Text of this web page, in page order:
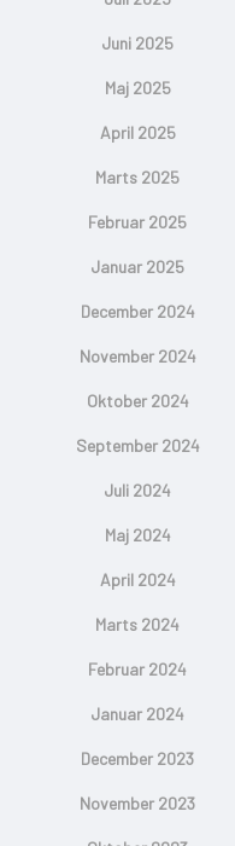
Juni 2025
Maj 2025
April 2025
Marts 2025
Februar 2025
Januar 2025
December 2024
November 2024
Oktober 2024
September 2024
Juli 2024
Maj 2024
April 2024
Marts 2024
Februar 2024
Januar 2024
December 2023
November 2023